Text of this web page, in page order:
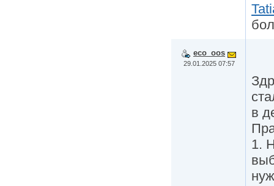
eco_oos
29.01.2025 07:57
в
1.